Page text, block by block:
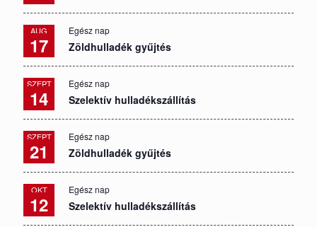
AUG
17
Egész nap
Zöldhulladék gyűjtés
SZEPT
14
Egész nap
Szelektív hulladékszállítás
SZEPT
21
Egész nap
Zöldhulladék gyűjtés
OKT
12
Egész nap
Szelektív hulladékszállítás